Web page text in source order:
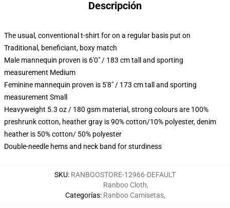
Descripción
The usual, conventional t-shirt for on a regular basis put on
Traditional, beneficiant, boxy match
Male mannequin proven is 6'0" / 183 cm tall and sporting
measurement Medium
Feminine mannequin proven is 5'8" / 173 cm tall and sporting
measurement Small
Heavyweight 5.3 oz / 180 gsm material, strong colours are 100%
preshrunk cotton, heather gray is 90% cotton/10% polyester, denim
heather is 50% cotton/ 50% polyester
Double-needle hems and neck band for sturdiness
SKU: RANBOOSTORE-12966-DEFAULT
Categorías:
Ranboo Cloth,
Ranboo Camisetas,